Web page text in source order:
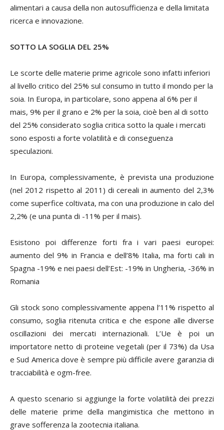
alimentari a causa della non autosufficienza e della limitata
ricerca e innovazione.
SOTTO LA SOGLIA DEL 25%
Le scorte delle materie prime agricole sono infatti inferiori
al livello critico del 25% sul consumo in tutto il mondo per la
soia. In Europa, in particolare, sono appena al 6% per il
mais, 9% per il grano e 2% per la soia, cioè ben al di sotto
del 25% considerato soglia critica sotto la quale i mercati
sono esposti a forte volatilità e di conseguenza
speculazioni.
In Europa, complessivamente, è prevista una produzione
(nel 2012 rispetto al 2011) di cereali in aumento del 2,3%
come superfice coltivata, ma con una produzione in calo del
2,2% (e una punta di -11% per il mais).
Esistono poi differenze forti fra i vari paesi europei:
aumento del 9% in Francia e dell’8% Italia, ma forti cali in
Spagna -19% e nei paesi dell’Est: -19% in Ungheria, -36% in
Romania
Gli stock sono complessivamente appena l’11% rispetto al
consumo, soglia ritenuta critica e che espone alle diverse
oscillazioni dei mercati internazionali. L’Ue è poi un
importatore netto di proteine vegetali (per il 73%) da Usa
e Sud America dove è sempre più difficile avere garanzia di
tracciabilità e ogm-free.
A questo scenario si aggiunge la forte volatilità dei prezzi
delle materie prime della mangimistica che mettono in
grave sofferenza la zootecnia italiana.